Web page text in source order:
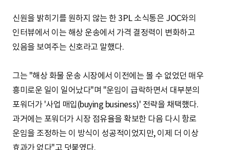
신원을 밝히기를 원하지 않는 한 3PL 소식통은 JOC와의
인터뷰에서 이는 해상 운송에서 가격 결정력이 변화하고
있음을 보여주는 신호라고 말했다.
그는 "해상 화물 운송 시장에서 이전에는 볼 수 없었던 매우
흥미로운 일이 일어났다"며 "운임이 급락하면서 대부분의
포워더가 '사업 매입(buying business)' 전략을 채택했다.
과거에는 포워더가 시장 점유율을 확보한 다음 다시 항로
운임을 조정하는 이 방식이 성공적이었지만, 이제 더 이상
효과가 없다"고 덧붙였다.